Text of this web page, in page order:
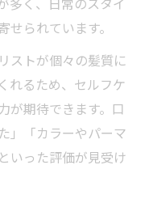
られています。
ストが個々の髪質に
れるため、セルフケ
が期待できます。口
」「カラーやパーマ
いった評価が見受け